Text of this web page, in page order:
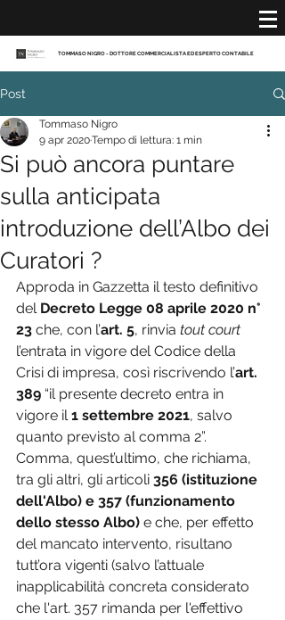
TOMMASO NIGRO - DOTTORE COMMERCIALISTA ED ESPERTO CONTABILE
Post
Si può ancora puntare
sulla anticipata
introduzione dell’Albo dei
Curatori ?
Tommaso Nigro
9 apr 2020Tempo di lettura: 1 min
Approda in Gazzetta il testo definitivo
del Decreto Legge 08 aprile 2020 n°
23 che, con l’art. 5, rinvia tout court
l’entrata in vigore del Codice della
Crisi di impresa, così riscrivendo l’art.
389 “il presente decreto entra in
vigore il 1 settembre 2021, salvo
quanto previsto al comma 2”.
Comma, quest’ultimo, che richiama,
tra gli altri, gli articoli 356 (istituzione
dell'Albo) e 357 (funzionamento
dello stesso Albo) e che, per effetto
del mancato intervento, risultano
tutt’ora vigenti (salvo l’attuale
inapplicabilità concreta considerato
che l'art. 357 rimanda per l'effettivo